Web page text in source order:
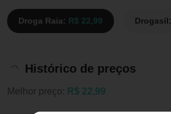
Droga Raia: R$ 22,99 Drogasil:
Histórico de preços
Melhor preço: R$ 22,99